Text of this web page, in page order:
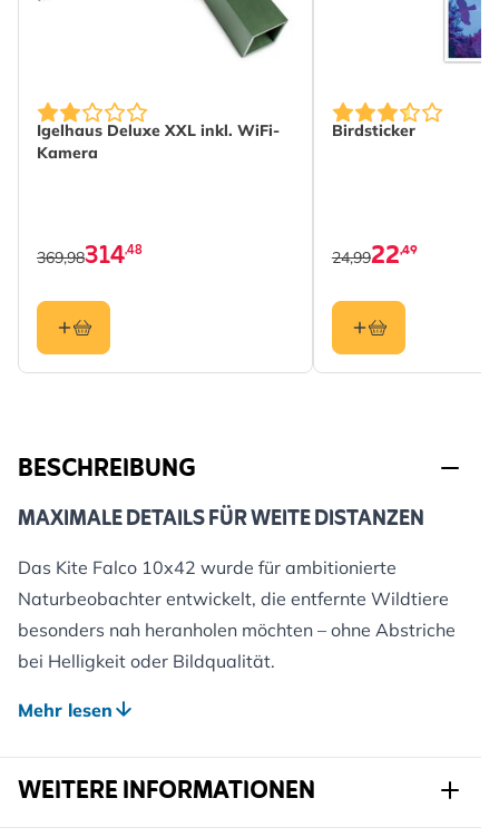
Igelhaus Deluxe XXL inkl. WiFi-
Kamera
The price depends on the options chosen on the
369,98314,48
Birdsticker
22,49
24,99
BESCHREIBUNG
MAXIMALE DETAILS FÜR WEITE DISTANZEN
Das Kite Falco 10x42 wurde für ambitionierte
Naturbeobachter entwickelt, die entfernte Wildtiere
besonders nah heranholen möchten – ohne Abstriche
bei Helligkeit oder Bildqualität.
Bergregionen.
STARKE VERGRÖSSERUNG MIT H
ERAUSRAGENDER KLARHEIT
Die 10-fache Vergrößerung ermöglicht detailreiche
Mehr lesen
WEITERE INFORMATIONEN